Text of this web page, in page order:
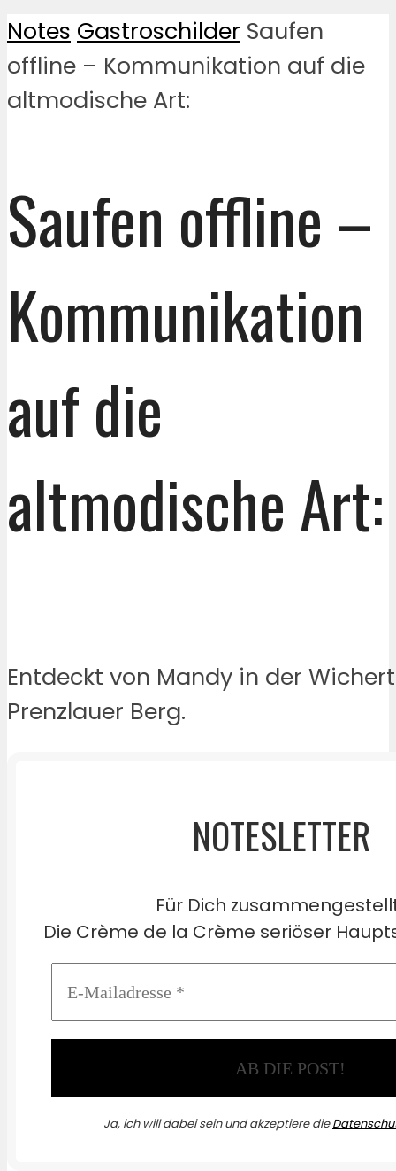
Notes Gastroschilder Saufen
offline – Kommunikation auf die
altmodische Art:
Saufen offline –
Kommunikation
auf die
altmodische Art:
Entdeckt von Mandy in der
Prenzlauer Berg.
NOTESLETTER
Für Dich
Die Crème de la Crème seriöser
Ja, ich will dabei sein und akzeptiere die